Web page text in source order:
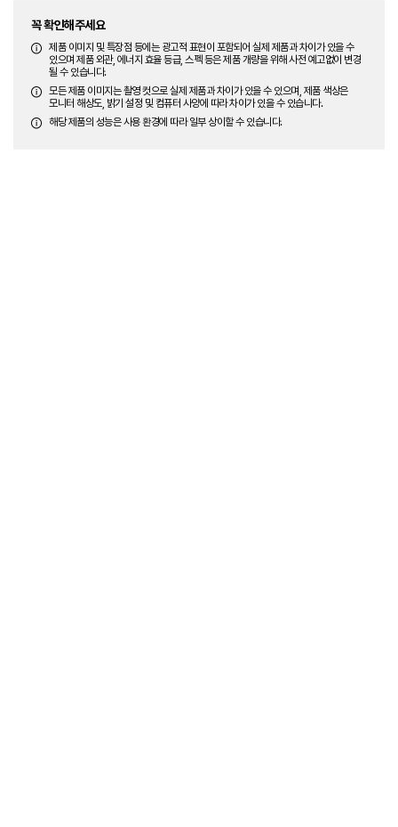
꼭 확인해주세요
제품 이미지 및 특장점 등에는 광고적 표현이 포함되어 실제 제품과 차이가 있을 수
있으며 제품 외관, 에너지 효율 등급, 스펙 등은 제품 개량을 위해 사전 예고없이 변경
될 수 있습니다.
모든 제품 이미지는 촬영 컷으로 실제 제품과 차이가 있을 수 있으며, 제품 색상은
모니터 해상도, 밝기 설정 및 컴퓨터 사양에 따라 차이가 있을 수 있습니다.
해당 제품의 성능은 사용 환경에 따라 일부 상이할 수 있습니다.